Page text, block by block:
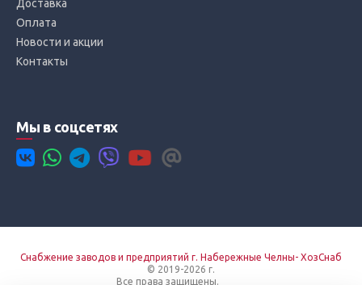
Доставка
Оплата
Новости и акции
Контакты
Мы в соцсетях
Снабжение заводов и предприятий г. Набережные Челны- ХозСнаб
© 2019-2026 г.
Все права защищены.